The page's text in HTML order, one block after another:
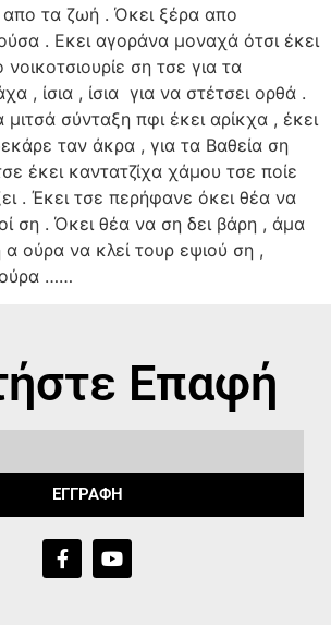
απο τα ζωή . Όκει ξέρα απο
. Εκει αγοράνα μοναχά ότσι έκει
νοικοτσιουρίε ση τσε για τα
, ίσια , ίσια για να στέτσει ορθά .
σύνταξη πφι έκει αρίκχα , έκει
ταν άκρα , για τα Βαθεία ση
έκει καντατζίχα χάμου τσε ποίε
. Έκει τσε περήφανε όκει θέα να
ση . Όκει θέα να ση δει βάρη , άμα
α ούρα να κλεί τουρ εψιού ση ,
ούρα ……
Επαφή
ΕΓΓΡΑΦΗ